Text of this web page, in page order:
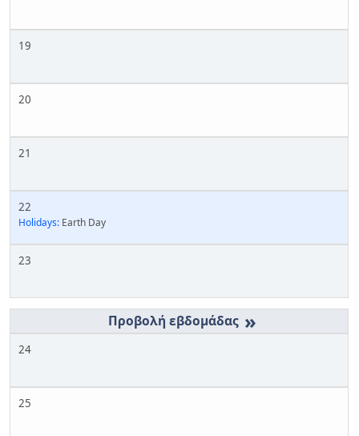
19
20
21
22
Holidays: Earth Day
23
»
24
25